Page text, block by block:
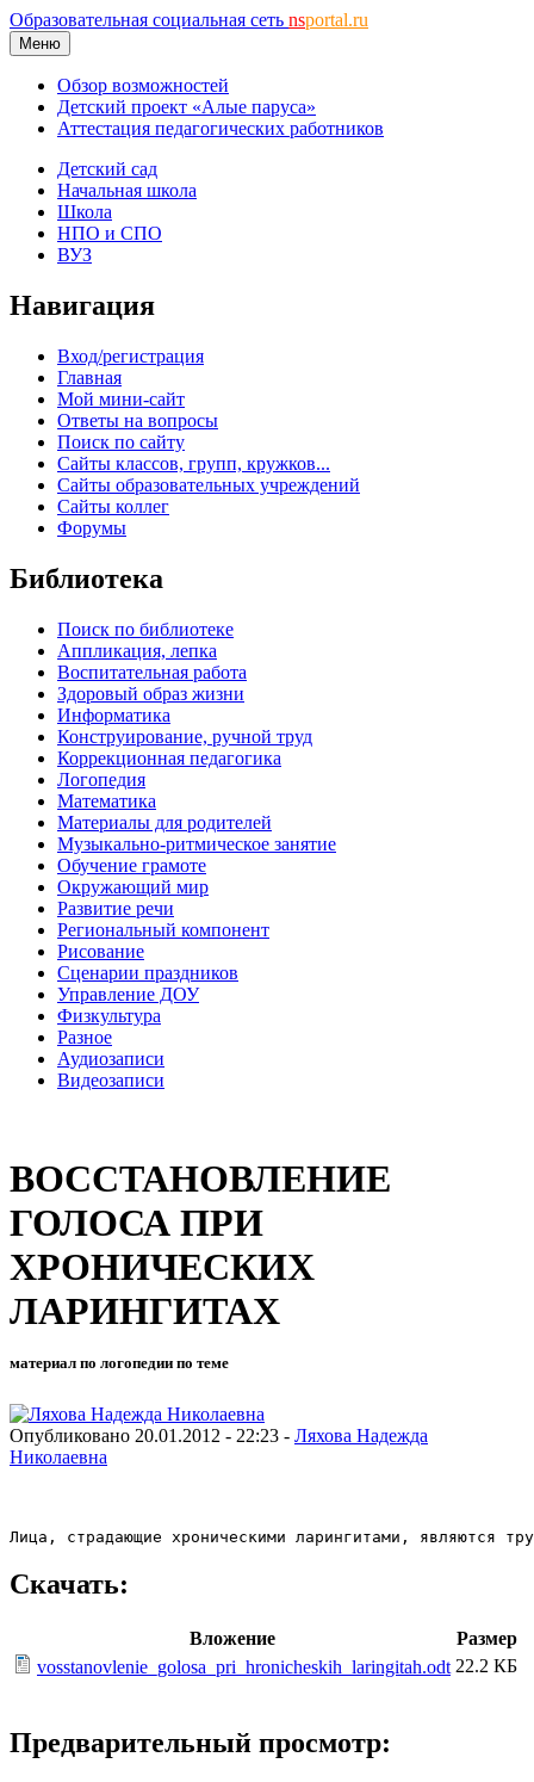
Образовательная социальная сеть nsportal.ru
Меню
Обзор возможностей
Детский проект «Алые паруса»
Аттестация педагогических работников
Детский сад
Начальная школа
Школа
НПО и СПО
ВУЗ
Навигация
Вход/регистрация
Главная
Мой мини-сайт
Ответы на вопросы
Поиск по сайту
Сайты классов, групп, кружков...
Сайты образовательных учреждений
Сайты коллег
Форумы
Библиотека
Поиск по библиотеке
Аппликация, лепка
Воспитательная работа
Здоровый образ жизни
Информатика
Конструирование, ручной труд
Коррекционная педагогика
Логопедия
Математика
Материалы для родителей
Музыкально-ритмическое занятие
Обучение грамоте
Окружающий мир
Развитие речи
Региональный компонент
Рисование
Сценарии праздников
Управление ДОУ
Физкультура
Разное
Аудиозаписи
Видеозаписи
ВОССТАНОВЛЕНИЕ
ГОЛОСА ПРИ
ХРОНИЧЕСКИХ
ЛАРИНГИТАХ
материал по логопедии по теме
Опубликовано 20.01.2012 - 22:23 - Ляхова Надежда
Николаевна
Лица, страдающие хроническими ларингитами, являются
Скачать:
Вложение
Размер
vosstanovlenie_golosa_pri_hronicheskih_laringitah.odt 22.2 КБ
Предварительный просмотр: